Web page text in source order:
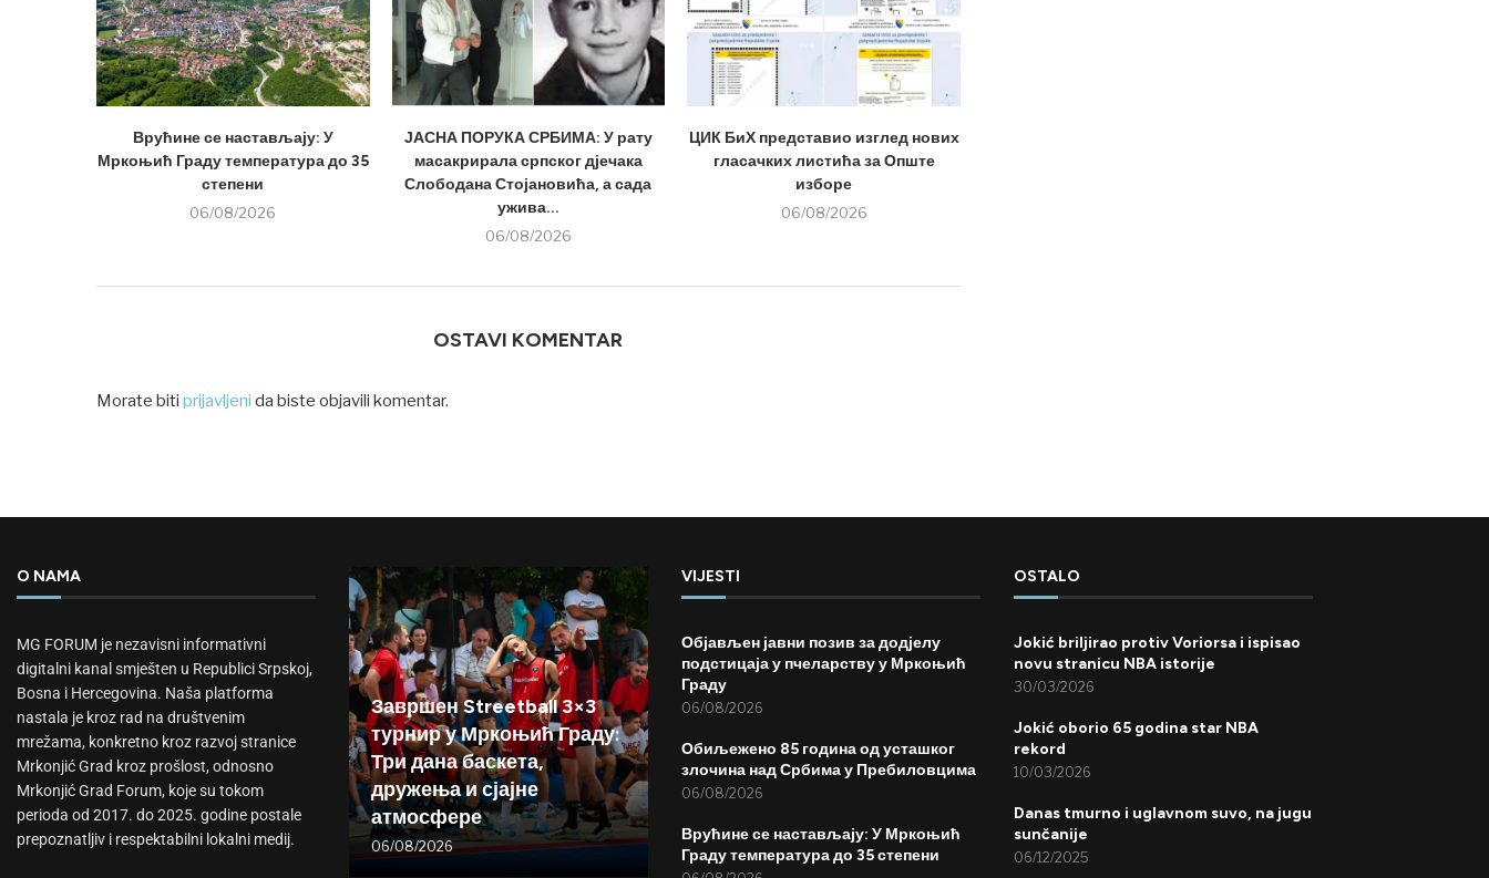
Врућине се настављају: У
Мркоњић Граду температура до 35
степени
06/08/2026
ЈАСНА ПОРУКА СРБИМА: У рату
масакрирала српског дјечака
Слободана Стојановића, а сада
ужива...
06/08/2026
ЦИК БиХ представио изглед нових
гласачких листића за Опште
изборе
06/08/2026
OSTAVI KOMENTAR
Morate biti prijavljeni da biste objavili komentar.
O NAMA
MG FORUM je nezavisni informativni
digitalni kanal smješten u Republici Srpskoj,
Bosna i Hercegovina. Naša platforma
nastala je kroz rad na društvenim
mrežama, konkretno kroz razvoj stranice
Mrkonjić Grad kroz prošlost, odnosno
Mrkonjić Grad Forum, koje su tokom
perioda od 2017. do 2025. godine postale
prepoznatljiv i respektabilni lokalni medij.
Завршен Streetball 3×3
турнир у Мркоњић Граду:
Три дана баскета,
дружења и сјајне
атмосфере
06/08/2026
VIJESTI
Објављен јавни позив за додјелу
подстицаја у пчеларству у Мркоњић
Граду
06/08/2026
Обиљежено 85 година од усташког
злочина над Србима у Пребиловцима
06/08/2026
Врућине се настављају: У Мркоњић
Граду температура до 35 степени
OSTALO
Jokić briljirao protiv Voriorsa i ispisao
novu stranicu NBA istorije
30/03/2026
Jokić oborio 65 godina star NBA
rekord
10/03/2026
Danas tmurno i uglavnom suvo, na jugu
sunčanije
06/12/2025